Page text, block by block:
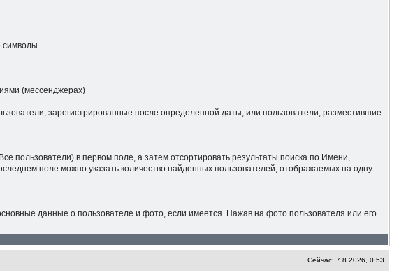
символы.
(мессенджерах)
зарегистрированные после определенной даты, или пользователи, разместившие
пользователи) в первом поле, а затем отсортировать результаты поиска по Имени,
поле можно указать количество найденных пользователей, отображаемых на одну
данные о пользователе и фото, если имеется. Нажав на фото пользователя или его
Сейчас: 7.8.2026, 0:53